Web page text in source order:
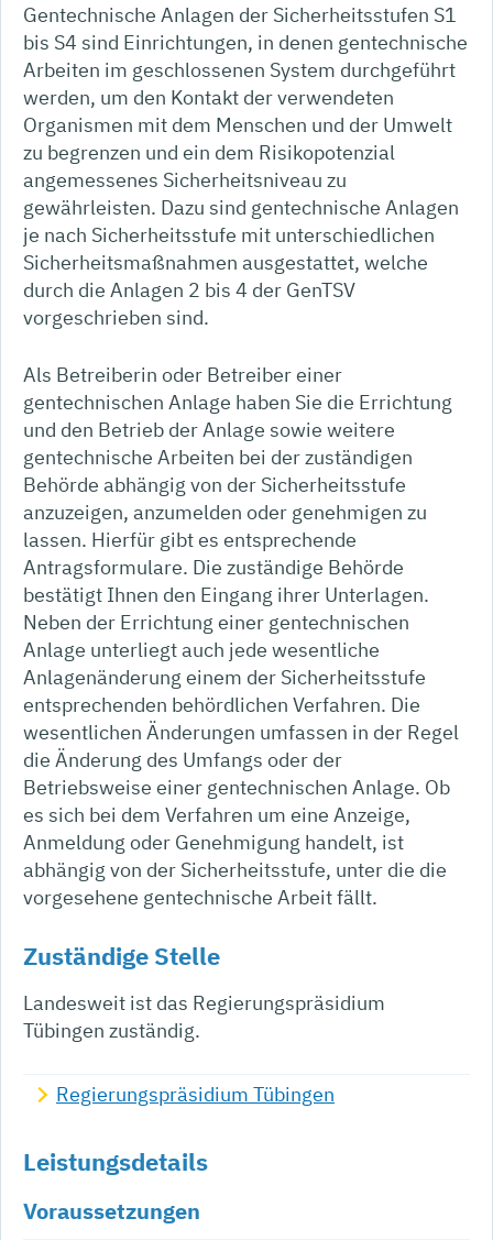
Gentechnische Anlagen der Sicherheitsstufen S1
bis S4 sind Einrichtungen, in denen gentechnische
Arbeiten im geschlossenen System durchgeführt
werden, um den Kontakt der verwendeten
Organismen mit dem Menschen und der Umwelt
zu begrenzen und ein dem Risikopotenzial
angemessenes Sicherheitsniveau zu
gewährleisten. Dazu sind gentechnische Anlagen
je nach Sicherheitsstufe mit unterschiedlichen
Sicherheitsmaßnahmen ausgestattet, welche
durch die Anlagen 2 bis 4 der GenTSV
vorgeschrieben sind.
Als Betreiberin oder Betreiber einer
gentechnischen Anlage haben Sie die Errichtung
und den Betrieb der Anlage sowie weitere
gentechnische Arbeiten bei der zuständigen
Behörde abhängig von der Sicherheitsstufe
anzuzeigen, anzumelden oder genehmigen zu
lassen. Hierfür gibt es entsprechende
Antragsformulare. Die zuständige Behörde
bestätigt Ihnen den Eingang ihrer Unterlagen.
Neben der Errichtung einer gentechnischen
Anlage unterliegt auch jede wesentliche
Anlagenänderung einem der Sicherheitsstufe
entsprechenden behördlichen Verfahren. Die
wesentlichen Änderungen umfassen in der Regel
die Änderung des Umfangs oder der
Betriebsweise einer gentechnischen Anlage. Ob
es sich bei dem Verfahren um eine Anzeige,
Anmeldung oder Genehmigung handelt, ist
abhängig von der Sicherheitsstufe, unter die die
vorgesehene gentechnische Arbeit fällt.
Zuständige Stelle
Landesweit ist das Regierungspräsidium
Tübingen zuständig.
Regierungspräsidium Tübingen
Leistungsdetails
Voraussetzungen